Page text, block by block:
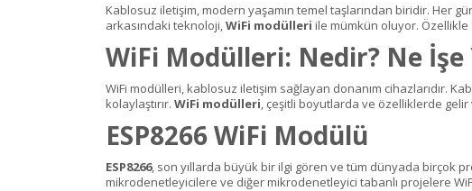
Kablosuz iletişim, modern yaşamın temel taşlarından biridir. Her
arkasındaki teknoloji,WiFi modülleri ile mümkün oluyor. Özellikle
WiFi Modülleri: Nedir? Ne İşe
WiFi modülleri, kablosuz iletişim sağlayan donanım cihazlarıdır.
kolaylaştırır. WiFi modülleri, çeşitli boyutlarda ve özelliklerde
ESP8266 WiFi Modülü
ESP8266, son yıllarda büyük bir ilgi gören ve tüm dünyada birçok
mikrodenetleyicilere ve diğer mikrodenetleyici tabanlı projelere